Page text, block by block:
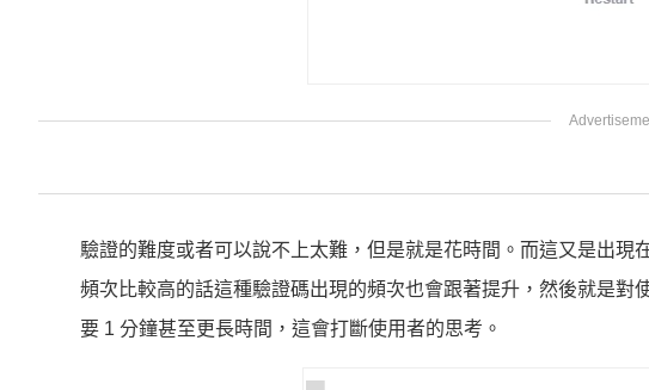
驗證的難度或者可以說不上太難，但是就是花時間。而這又是出
頻次比較高的話這種驗證碼出現的頻次也會跟著提升，然後就是
要 1 分鐘甚至更長時間，這會打斷使用者的思考。